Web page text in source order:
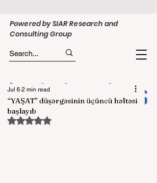
Powered by SIAR Research and
Consulting Group
“YAŞAT” düşərgəsinin üçüncü həftəsi
başlayıb
Jul 6 2 min read
Rated NaN out of 5 stars.